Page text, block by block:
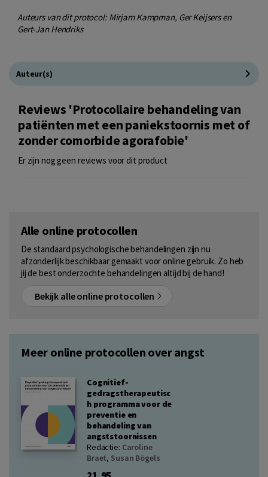
Auteurs van dit protocol: Mirjam Kampman, Ger Keijsers en
Gert-Jan Hendriks
Auteur(s)
Reviews 'Protocollaire behandeling van
patiënten met een paniekstoornis met of
zonder comorbide agorafobie'
Er zijn nog geen reviews voor dit product
Alle online protocollen
De standaard psychologische behandelingen zijn nu
afzonderlijk beschikbaar gemaakt voor online gebruik. Zo heb
jij de best onderzochte behandelingen altijd bij de hand!
Bekijk alle online protocollen
Meer online protocollen over angst
Cognitief-
gedragstherapeutisc
h programma voor de
preventie en
behandeling van
angststoornissen
Redactie: Caroline
Braet, Susan Bögels